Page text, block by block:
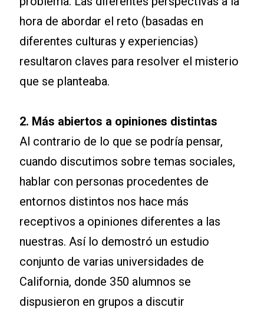
hora de abordar el reto (basadas en
diferentes culturas y experiencias)
resultaron claves para resolver el misterio
que se planteaba.
2. Más abiertos a opiniones distintas
Al contrario de lo que se podría pensar,
cuando discutimos sobre temas sociales,
hablar con personas procedentes de
entornos distintos nos hace más
receptivos a opiniones diferentes a las
nuestras. Así lo demostró un estudio
conjunto de varias universidades de
California, donde 350 alumnos se
dispusieron en grupos a discutir